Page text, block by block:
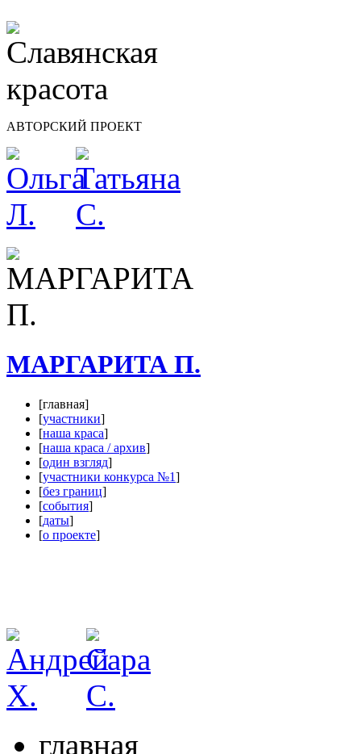
АВТОРСКИЙ ПРОЕКТ
МАРГАРИТА П.
[главная]
[участники]
[наша краса]
[наша краса / архив]
[один взгляд]
[участники конкурса №1]
[без границ]
[события]
[даты]
[о проекте]
главная